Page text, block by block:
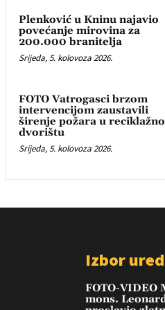
Plenković u Kninu najavio
povećanje mirovina za
200.000 branitelja
Srijeda, 5. kolovoza 2026.
FOTO Vatrogasci brzom
intervencijom zaustavili
širenje požara u
dvorištu
Srijeda, 5. kolovoza 2026.
Izbor
FOTO-VIDEO
mons.